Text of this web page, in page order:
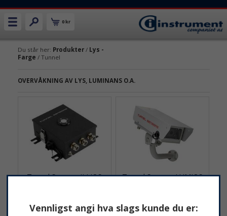
Vennligst angi hva slags kunde du er:
0 kr
Du står her: Produkter/ Lys -
Farge / Tunnel
OVERVÅKNING AV LYS, LUMINANS O.A.
Tunnel Sensors ILLIOS
innvending tunnelbelysning.
Tunnel Sensors LUMIOS
måling av tunnelbelysning.